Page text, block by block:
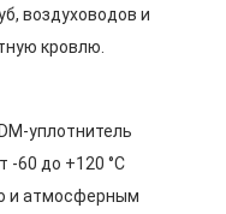
воздуховодов и
кровлю.
уплотнитель
-60 до +120 °C
и атмосферным